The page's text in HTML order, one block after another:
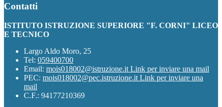
Contatti
ISTITUTO ISTRUZIONE SUPERIORE "F. CORNI" LICEO
E TECNICO
Largo Aldo Moro, 25
Tel: 059400700
Email: mois018002@istruzione.it Link per inviare una mail
PEC: mois018002@pec.istruzione.it Link per inviare una
mail
C.F.: 94177210369